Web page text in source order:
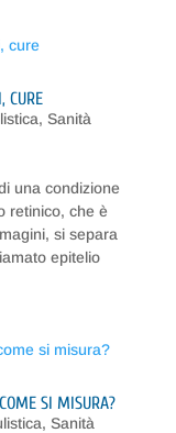
CURE
, Sanità
una condizione
retinico, che è
si separa
epitelio
SI MISURA?
, Sanità